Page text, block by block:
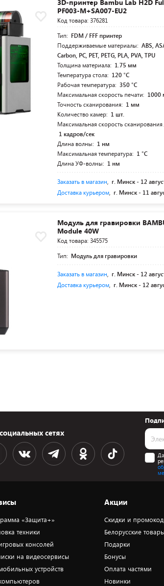
3D-принтер Bambu Lab H2D
PF003-M+SA007-EU2
Код товара: 376281
Тип: FDM / FFF принтер
Поддерживаемые материалы: ABS,
Carbon, PC, PET, PETG, PLA, PVA, TPU
Толщина материала: 1.75 мм
Температура стола: 120 °C
Рабочая температура: 350 °C
Максимальная скорость печати: 1000
Точность сканирования: 1 мм
Количество камер: 1 шт.
Максимальная скорость
1 кадров/сек
Длина волны: 1 нм
Максимальная температура: 1 °C
Длина УФ-волны: 1 нм
Заказать в магазин г. Минск - 12
Доставка курьером г. Минск - 11
Модуль для гравировки
Module 40W
Код товара: 345575
Тип: Модуль для гравировки
Заказать в магазин г. Минск - 12
Доставка курьером г. Минск - 12
сетях
«Защита+»
техники
консолей
на видеосервисы
устройств
Акции
Скидки и
Белорусские
Подарки
Бонусы
Оплата частями
Новинки